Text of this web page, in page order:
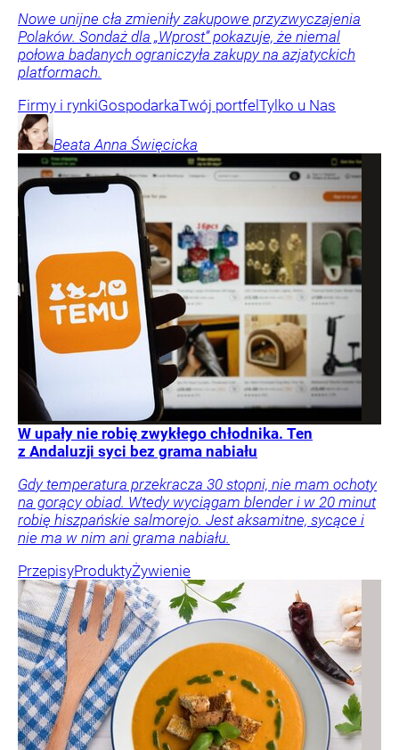
Nowe unijne cła zmieniły zakupowe przyzwyczajenia
Polaków. Sondaż dla „Wprost” pokazuje, że niemal
połowa badanych ograniczyła zakupy na azjatyckich
platformach.
Firmy i rynkiGospodarkaTwój portfel Tylko u Nas
Beata Anna Święcicka
W upały nie robię zwykłego chłodnika. Ten
z Andaluzji syci bez grama nabiału
Gdy temperatura przekracza 30 stopni, nie mam ochoty
na gorący obiad. Wtedy wyciągam blender i w 20 minut
robię hiszpańskie salmorejo. Jest aksamitne, sycące i
nie ma w nim ani grama nabiału.
PrzepisyProduktyŻywienie